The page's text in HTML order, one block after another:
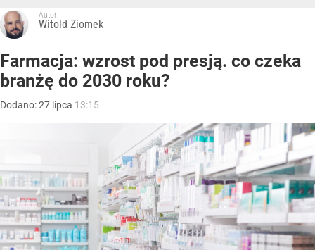
Autor:
Witold Ziomek
Farmacja: wzrost pod presją. co czeka
branżę do 2030 roku?
Dodano:27 lipca 13:15